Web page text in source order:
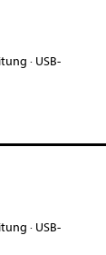
· USB-
· USB-